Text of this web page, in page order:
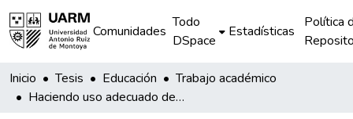
Comunidades
Todo
DSpace
Estadísticas
Política
Inicio Tesis Educación
Trabajo académico
Haciendo uso adecuado de los procesos pedagógicos, didácticos y las estrategias mejoramos la comprensión lectora de los estudiantes de la I.E. Nº 50666 Tambulla.